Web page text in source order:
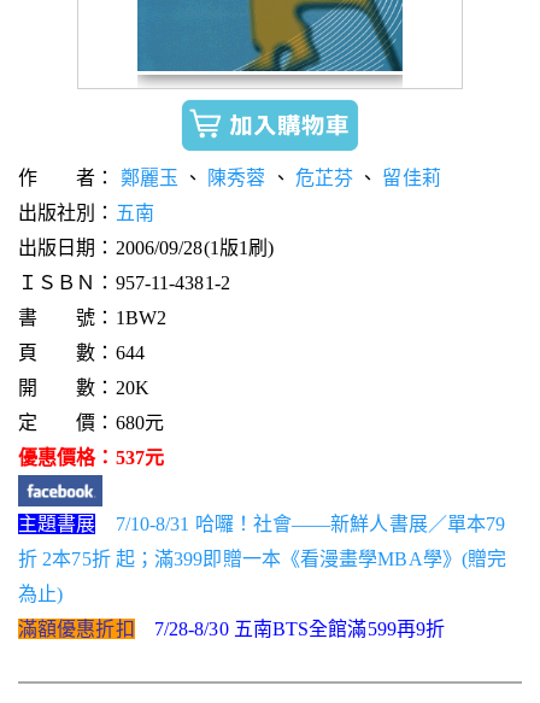
作 者： 鄭麗玉 、 陳秀蓉 、 危芷芬 、 留佳莉
出版社別： 五南
出版日期：2006/09/28(1版1刷)
ＩＳＢＮ：957-11-4381-2
書 號：1BW2
頁 數：644
開 數：20K
定 價：680元
優惠價格：537元
主題書展
7/10-8/31 哈囉！社會——新鮮人書展／單本79
折 2本75折 起；滿399即贈一本《看漫畫學MBA學》(贈完
為止)
滿額優惠折扣
7/28-8/30 五南BTS全館滿599再9折